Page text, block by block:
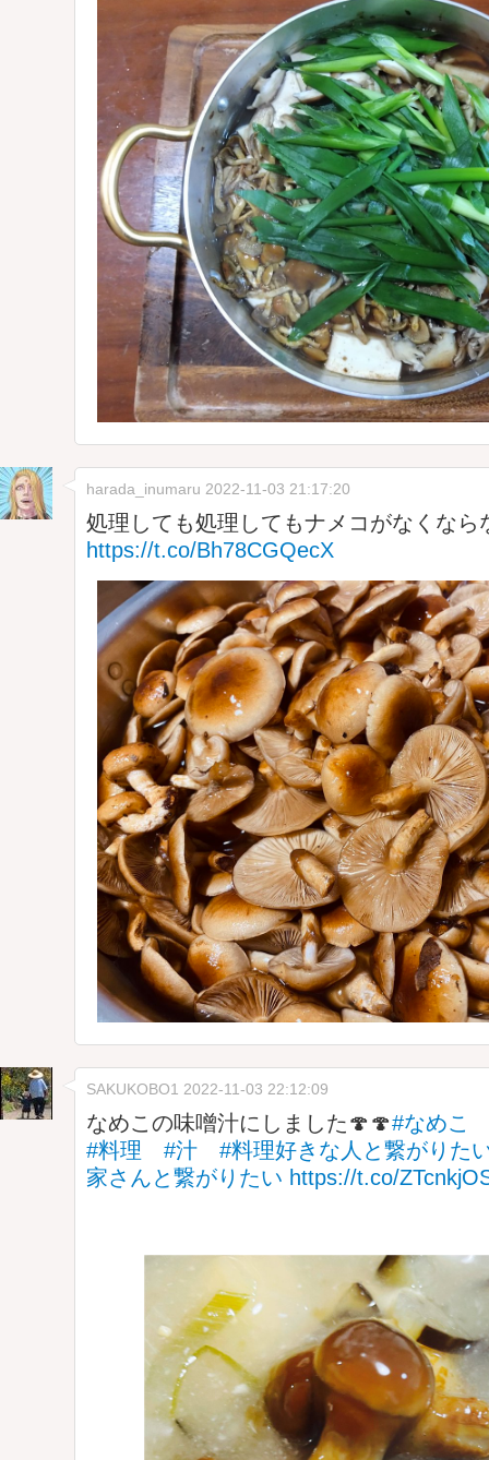
harada_inumaru 2022-11-03 21:17:20
処理しても処理してもナメコがなくなら
https://t.co/Bh78CGQecX
SAKUKOBO1 2022-11-03 22:12:09
なめこの味噌汁にしました🍄🍄#なめこ
#料理
#汁
#料理好きな人と繋がりた
家さんと繋がりたい https://t.co/